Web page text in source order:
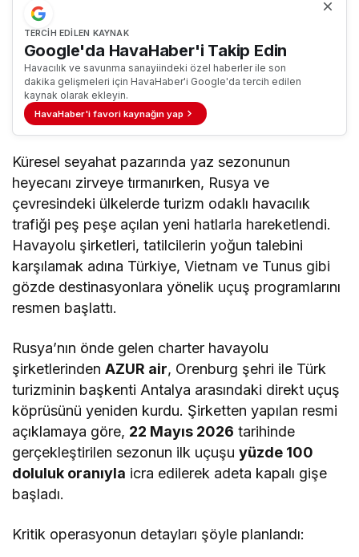
TERCIH EDILEN KAYNAK
Google'da HavaHaber'i Takip Edin
Havacılık ve savunma sanayiindeki özel haberler ile son
dakika gelişmeleri için HavaHaber'i Google'da tercih edilen
kaynak olarak ekleyin.
HavaHaber'i favori kaynağın yap
Küresel seyahat pazarında yaz sezonunun
heyecanı zirveye tırmanırken, Rusya ve
çevresindeki ülkelerde turizm odaklı havacılık
trafiği peş peşe açılan yeni hatlarla hareketlendi.
Havayolu şirketleri, tatilcilerin yoğun talebini
karşılamak adına Türkiye, Vietnam ve Tunus gibi
gözde destinasyonlara yönelik uçuş programlarını
resmen başlattı.
Rusya’nın önde gelen charter havayolu
şirketlerindenAZUR air, Orenburg şehri ile Türk
turizminin başkenti Antalya arasındaki direkt uçuş
köprüsünü yeniden kurdu. Şirketten yapılan resmi
açıklamaya göre, 22 Mayıs 2026 tarihinde
gerçekleştirilen sezonun ilk uçuşuyüzde 100
doluluk oranıyla icra edilerek adeta kapalı gişe
başladı.
Kritik operasyonun detayları şöyle planlandı: